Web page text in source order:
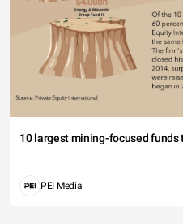
10 largest mining-focused
PEI Media